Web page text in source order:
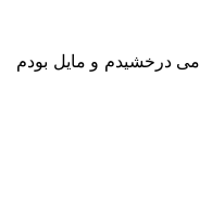
درخشیدم و مایل بودم